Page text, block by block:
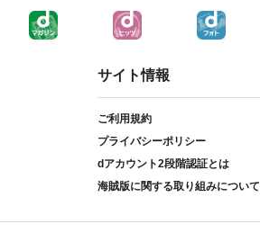
サイト情報
ご利用規約
プライバシーポリシー
dアカウント2段階認証とは
海賊版に関する取り組みについて